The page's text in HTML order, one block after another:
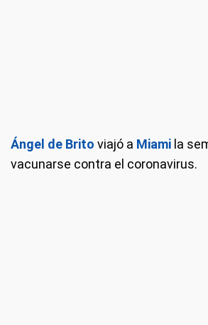
Ángel de Brito viajó a Miami la
vacunarse contra el coronavirus.